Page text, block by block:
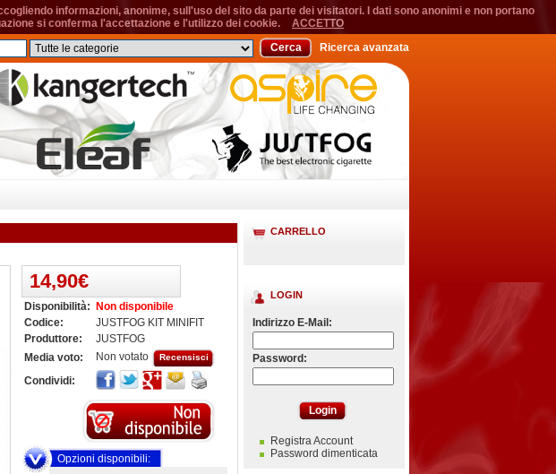
informazioni, anonime, sull'uso del sito da parte dei visitatori. I dati sono anonimi e non portano
si conferma l'accettazione e l'utilizzo dei cookie.
ACCETTO
Cerca Ricerca avanzata
CARRELLO
LOGIN
Indirizzo E-Mail:
Password:
Login
Registra Account
Password dimenticata
14,90€
Disponibilità:
Non disponibile
Codice:
JUSTFOG KIT MINIFIT
Produttore:
JUSTFOG
Media voto:
Non votato Recensisci
Condividi:
Opzioni disponibili: